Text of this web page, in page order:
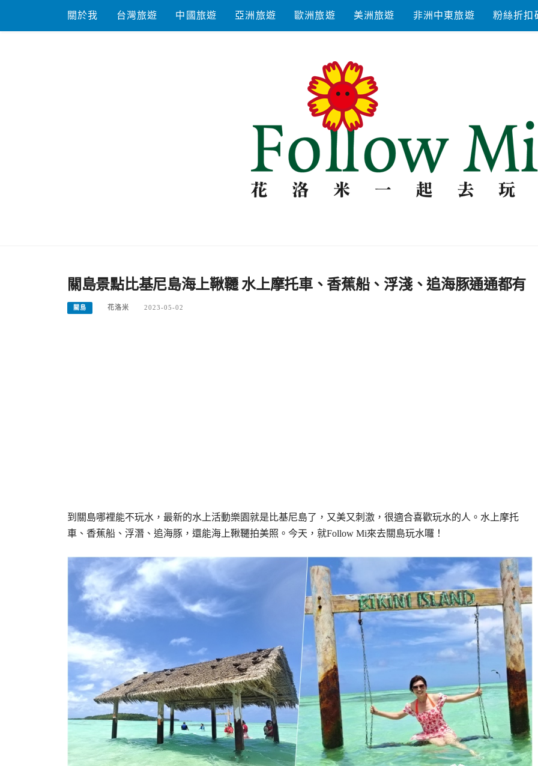
content
關於我 台灣旅遊 中國旅遊 亞洲旅遊 歐洲旅遊 美洲旅遊 非洲中東旅遊 粉絲折扣
關島景點比基尼島海上鞦韆 水上摩托車、香蕉船、浮淺、追海豚通通都有
關島 花洛米 2023-05-02
到關島哪裡能不玩水，最新的水上活動樂園就是比基尼島了，又美又刺激，很適合喜歡玩水的人。水上摩托
車、香蕉船、浮潛、追海豚，還能海上鞦韆拍美照。今天，就Follow Mi來去關島玩水囉！